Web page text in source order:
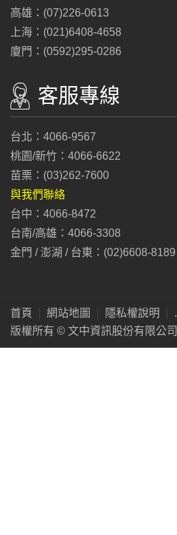
高雄：(07)226-0613
上海：(021)6408-4658
廈門：(0592)295-0286
客服專線
台北：4066-9567
桃園/新竹：4066-6622
苗栗：(03)262-7600
與我們聯絡
台中：4066-8472
台南/高雄：4066-3308
金門 / 澎湖 / 台東：(02)6608-8189
首頁 網站地圖 隱私權說明
.
版權所有 © 文中資訊股份有限公司